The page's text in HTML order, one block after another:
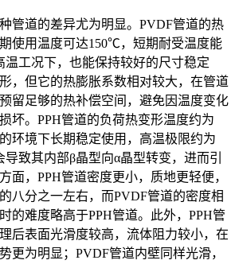
管道的差异尤为明显。PVDF管道的热
使用温度可达150℃，短期耐受温度能
工况下，也能保持较好的尺寸稳定
，但它的热膨胀系数相对较大，在管道
留足够的热补偿空间，避免因温度变化
坏。PPH管道的负荷热变形温度约为
环境下长期稳定使用，高温极限约为
致其内部β晶型向α晶型转变，进而引
面，PPH管道密度更小，质地更轻便，
八分之一左右，而PVDF管道的密度相
的难度略高于PPH管道。此外，PPH管
后表面光滑度较高，流体阻力较小，在
更为明显；PVDF管道内壁同样光滑，